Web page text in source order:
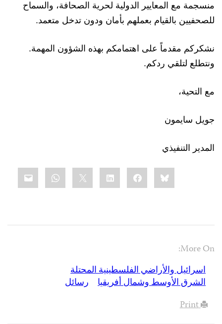
منسجمة مع المعايير الدولية لحرية الصحافة، والسماح
للصحفيين بالقيام بعملهم بأمان ودون تدخل متعمد.
نشكركم مقدماً على اهتمامكم بهذه الشؤون المهمة.
ونتطلع لتلقي ردكم.
مع التحية،
جويل سايمون
المدير التنفيذي
Bluesky
Facebook
LinkedIn
More On:
اسرائيل والأراضي الفلسطينية المحتلة
الشرق الأوسط وشمال أفريقيا
رسائل
Print